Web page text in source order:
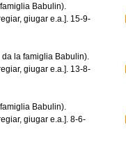
Babulin).
giugar e.a.]. 15-9-
la famiglia Babulin).
giugar e.a.]. 13-8-
Babulin).
giugar e.a.]. 8-6-